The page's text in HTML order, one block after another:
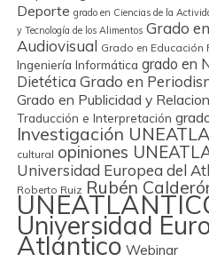
Deporte grado en Ciencias de la
y Tecnología de los Alimentos Grado
Audiovisual Grado en Educación
Ingeniería Informática grado en
Dietética Grado en
Grado en Publicidad y
Traducción e Interpretación
Investigación
cultural opiniones
Universidad Europea del
Roberto Ruiz Rubén
Universidad
Atlántico Webinar